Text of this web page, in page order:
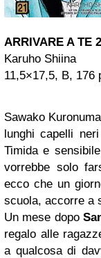
ARRIVARE A TE
Karuho Shiina
11,5×17,5, B, 176
Sawako
lunghi capelli
Timida e
vorrebbe solo
ecco che un
scuola, accorre a
Un mese dopo
regalo alle
a qualcosa di